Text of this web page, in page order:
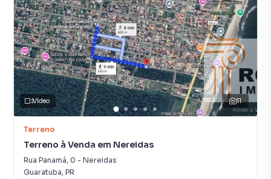
11
Vídeo
Terreno
Terreno à Venda em Nereidas
Rua Panamá, 0 - Nereidas
Guaratuba, PR